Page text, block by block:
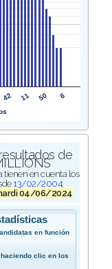
42 11 50 6
de
tienen en cuenta los
13/02/2004.
04/06/2024
en función
clic en los